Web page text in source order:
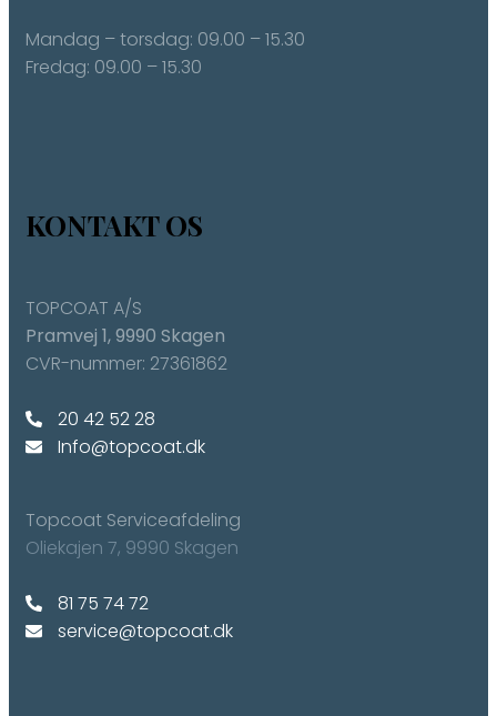
Mandag – torsdag: ​09.00 – 15.30
Fredag: ​09.00 – 15.30
KONTAKT OS
TOPCOAT A/S
​Pramvej 1, ​9990 Skagen
CVR-nummer: 27361862
20 42 52 28
Info@topcoat.dk
Topcoat Serviceafdeling
​Oliekajen 7, ​9990 Skagen​
​81 75 74 72
service@topcoat.dk